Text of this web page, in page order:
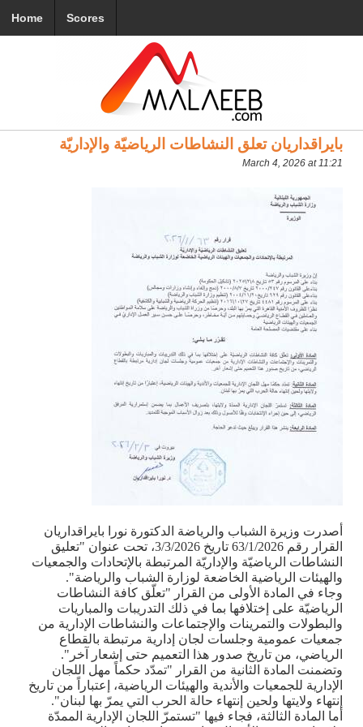
Home Scores
بايراقداريان تعلق النشاطات الرياضيّة والإداريّة
March 4, 2026 at 11:21
أصدرت وزيرة الشباب والرياضة الدكتورة نورا بايراقداريان
القرار رقم 63/1/2026 تاريخ 3/3/2026، تحت عنوان "تعليق
النشاطات الرياضيّة والإداريّة المرتبطة بالإتحادات والجمعيات
والهيئات الرياضية الخاضعة لوزارة الشباب والرياضة"
.
وجاء في المادة الأولى من القرار "تعلّق كافة النشاطات
الرياضيّة على إختلافها بما في ذلك التدريبات والمباريات
والبطولات والتمرينات والإجتماعات والنشاطات الإدارية من
جمعيات عمومية وجلسات لجان إدارية مرتبطة بالقطاع
الرياضي، من تاريخ صدور هذا التعميم حتى إشعار آخر".
وتضمنت المادة الثانية من القرار "تمدّد حكماً مهل اللجان
الإدارية للجمعيات والأندية والهيئات الرياضية، إعتباراً من تاريخ
إنتهاء ولايتها ولحين إنتهاء حالة الحرب التي يمرّ بها لبنان"
.
أما المادة الثالثة، فجاء فيها "تستمرّ اللجان الإدارية الممدّة